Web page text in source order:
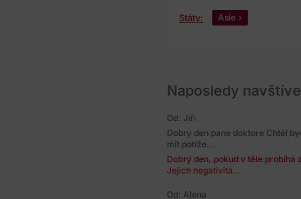
Státy: Asie
Naposledy
Od: Jiří
Dobrý den pane doktore Chtěl
mít potíže...
Dobrý den, pokud v těle
Jejich negativita...
Od: Alena